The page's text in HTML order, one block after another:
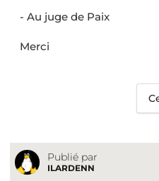
- Au juge de Paix
Merci
Publié par
ILARDENN